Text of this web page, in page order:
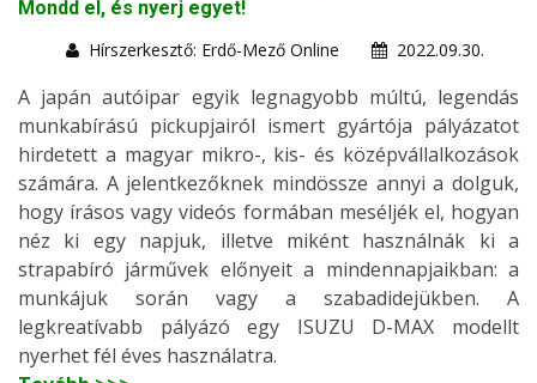
Mondd el, és nyerj egyet!
Hírszerkesztő: Erdő-Mező Online
2022.09.30.
A japán autóipar egyik legnagyobb múltú, legendás
munkabírású pickupjairól ismert gyártója pályázatot
hirdetett a magyar mikro-, kis- és középvállalkozások
számára. A jelentkezőknek mindössze annyi a dolguk,
hogy írásos vagy videós formában meséljék el, hogyan
néz ki egy napjuk, illetve miként használnák ki a
strapabíró járművek előnyeit a mindennapjaikban: a
munkájuk során vagy a szabadidejükben. A
legkreatívabb pályázó egy ISUZU D-MAX modellt
nyerhet fél éves használatra.